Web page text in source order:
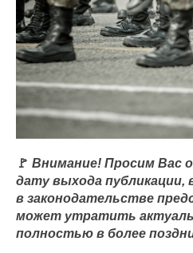
🚩 Внимание! Просим Вас
дату выхода публикации,
в законодательстве
может утратить
полностью в более